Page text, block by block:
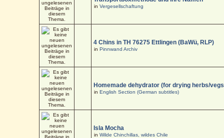
inVergesellschaftung
4 Chins in TH 76275 Ettlingen (BaWü, RLP)
inPinnwand Archiv
Homemade dehydrator (for drying herbs/
inEnglish Section (German subtitles)
Isla Mocha
inWilde Chinchillas, wildes Chile